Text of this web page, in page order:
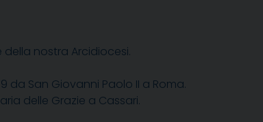
della nostra Arcidiocesi.
da San Giovanni Paolo II a Roma.
delle Grazie a Cassari.